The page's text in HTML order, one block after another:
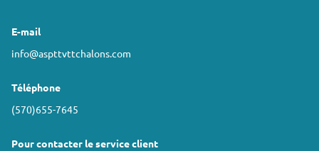
E-mail
info@aspttvttchalons.com
Téléphone
(570)655-7645
Pour contacter le service client